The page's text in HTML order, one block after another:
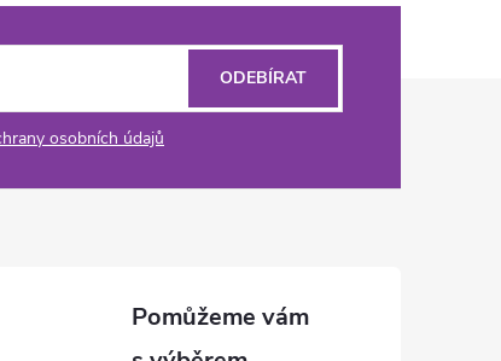
osobních údajů
ODEBÍRAT